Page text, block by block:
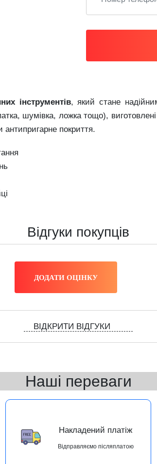
інструментів,який стане
шумівка, ложкатощо), виготовлені
антипригарне покриття.
Відгуки покупців
ВІДКРИТИ ВІДГУКИ
Наші переваги
Накладений платіж
Відправляємо післяплатою